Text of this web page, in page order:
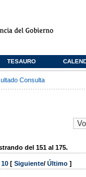
TESAURO
Consulta
del 151 al 175.
10 [ Siguiente/ Último ]